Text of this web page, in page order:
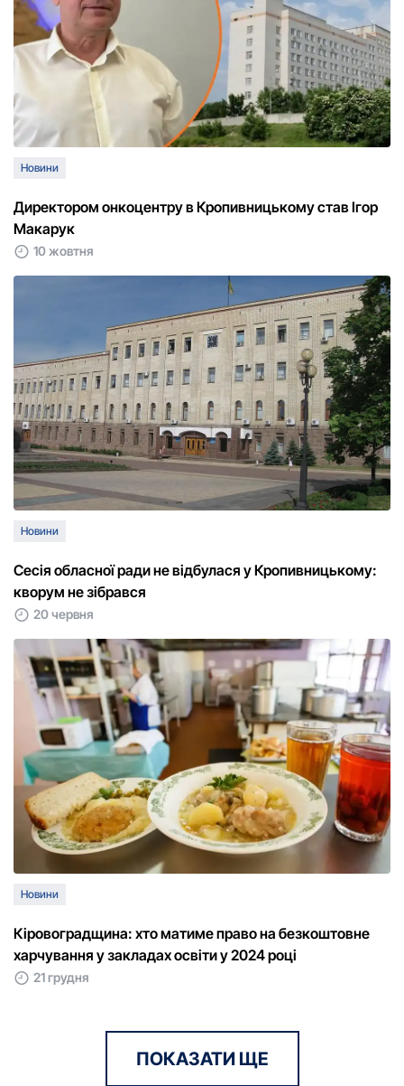
Новини
Директором онкоцентру в Кропивницькому став Ігор
Макарук
10 жовтня
Новини
Сесія обласної ради не відбулася у Кропивницькому:
кворум не зібрався
20 червня
Новини
Кіровоградщина: хто матиме право на безкоштовне
харчування у закладах освіти у 2024 році
21 грудня
ПОКАЗАТИ ЩЕ